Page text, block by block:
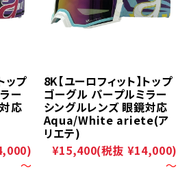
ップ
ー
応
～
8K【ユーロフィット】トップ
ゴーグル パープルミラー
シングルレンズ 眼鏡対応
Aqua/White ariete(ア
リエテ)
¥15,400(税抜 ¥14,000)
～